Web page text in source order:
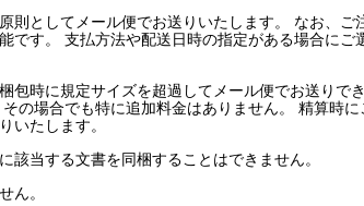
則としてメール便でお送りいたします。 なお、ご
です。 支払方法や配送日時の指定がある場合にご
包時に規定サイズを超過してメール便でお送りで
の場合でも特に追加料金はありません。 精算時
いたします。
当する文書を同梱することはできません。
ん。